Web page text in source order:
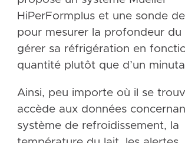
HiPerFormplus et une sonde
pour mesurer la profondeur du
gérer sa réfrigération en
quantité plutôt que d’un
Ainsi, peu importe où il se
accède aux données
système de refroidissement, la